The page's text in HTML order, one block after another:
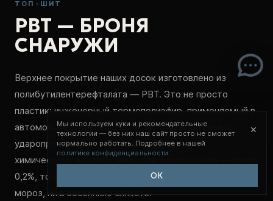
×
Мы используем куки и рекомендательные
технологии — без них наш сайт просто не сможет
нормально работать. Подробнее в нашей
политике конфиденциальности.
ОК
ТОП-ШИТ
PBT — БРОНЯ
СНАРУЖИ
Верхнее покрытие наших досок изготовлено из
полибутилентерефталата — PBT. Это не просто
пластик: инженерный термополиэфир, применяемый в
автомобилестроении и авиации. Исключительная
ударопрочность, стойкость к царапинам и
химическому воздействию. Влагопоглощение — всего
0,2%, то есть доска не «напитывается» водой ни в
мороз, ни в весеннюю слякоть.